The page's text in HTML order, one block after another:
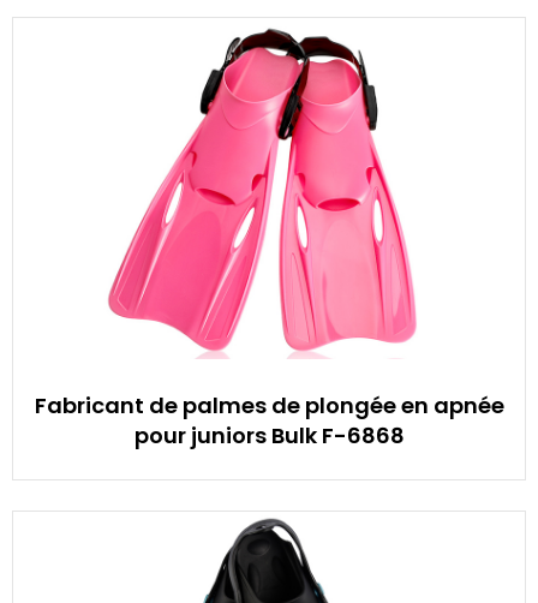
Fabricant de palmes de plongée en apnée
pour juniors Bulk F-6868